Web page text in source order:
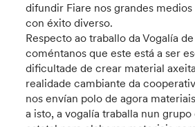
difundir Fiare nos grandes
con éxito diverso.
Respecto ao traballo da Vogalía
coméntanos que este está a ser
dificultade de crear material
realidade cambiante da
nos envían polo de agora
a isto, a vogalía traballa nun